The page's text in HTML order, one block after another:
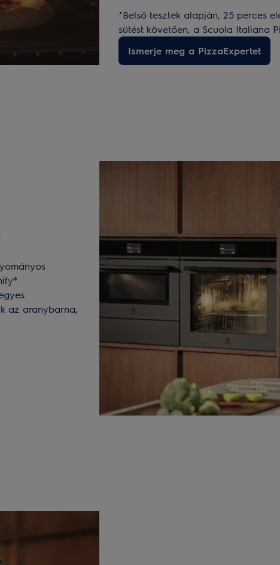
*Belső tesztek alapján, 25 perces
sütést követően, a Scuola Italiana
Ismerje meg a PizzaExpertet
az aranybarna,